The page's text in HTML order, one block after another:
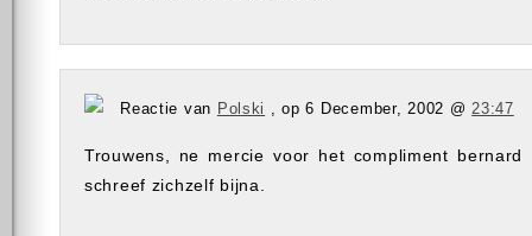
Reactie van Polski , op 6 December, 2002 @23:47
Trouwens, ne mercie voor het compliment bernard
schreef zichzelf bijna.